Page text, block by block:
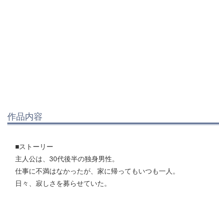
作品内容
■ストーリー
主人公は、30代後半の独身男性。
仕事に不満はなかったが、家に帰ってもいつも一人。
日々、寂しさを募らせていた。